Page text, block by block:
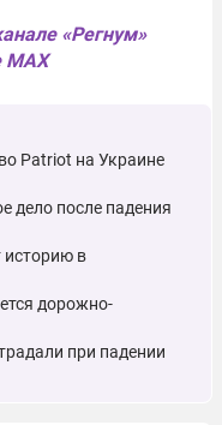
«Регнум»
MAX
Patriot на Украине
дело после падения
историю в
дорожно-
при падении